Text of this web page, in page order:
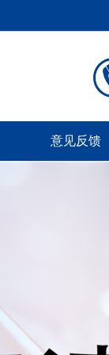
意见反馈